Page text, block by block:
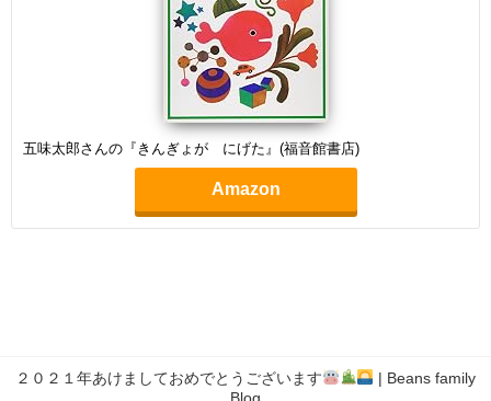
五味太郎さんの『きんぎょが にげた』(福音館書店)
Amazon
２０２１年あけましておめでとうございます
| Beans family
Blog